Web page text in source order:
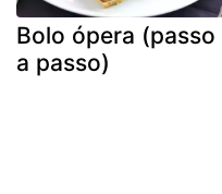
Bolo ópera (passo
a passo)